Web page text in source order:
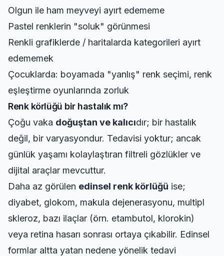
Olgun ile ham meyveyi ayırt edememe
Pastel renklerin "soluk" görünmesi
Renkli grafiklerde / haritalarda kategorileri ayırt
edememek
Çocuklarda: boyamada "yanlış" renk seçimi, renk
eşleştirme oyunlarında zorluk
Renk körlüğü bir hastalık mı?
Çoğu vaka doğuştan ve kalıcıdır; bir hastalık
değil, bir varyasyondur. Tedavisi yoktur; ancak
günlük yaşamı kolaylaştıran filtreli gözlükler ve
dijital araçlar mevcuttur.
Daha az görülen edinsel renk körlüğü ise;
diyabet, glokom, makula dejenerasyonu, multipl
skleroz, bazı ilaçlar (örn. etambutol, klorokin)
veya retina hasarı sonrası ortaya çıkabilir. Edinsel
formlar altta yatan nedene yönelik tedavi